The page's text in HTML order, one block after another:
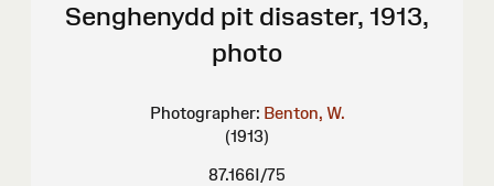
Senghenydd pit disaster, 1913,
photo
Photographer: Benton, W.
(1913)
87.166I/75